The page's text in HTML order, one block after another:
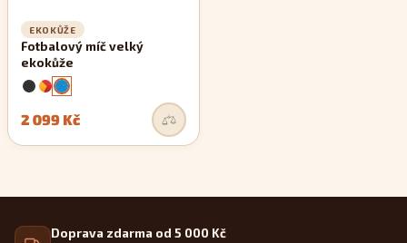
EKOKŮŽE
Fotbalový míč velký
ekokůže
2 099 Kč
Doprava zdarma od 5 000 Kč